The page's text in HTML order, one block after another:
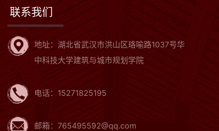
联系我们
地址：湖北省武汉市洪山区珞喻路1037号华
中科技大学建筑与城市规划学院
电话：15271825195
邮箱：765495592@qq.com